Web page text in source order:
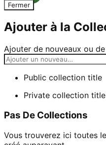
Fermer
Ajouter à la
Ajouter de nouveaux ou
Public collection title
Private collection title
Pas De Collections
Vous trouverez ici toutes